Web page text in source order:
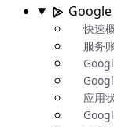
快速
服务
应用